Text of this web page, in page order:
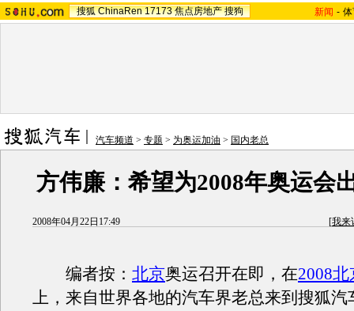
搜狐 ChinaRen 17173 焦点房地产 搜狗 新闻 -
汽车频道 > 专题 > 为奥运加油 > 国内老总
方伟廉：希望为2008年奥运会
2008年04月22日17:49 [我来
编者按： 北京奥运召开在即，在2008
上，来自世界各地的汽车界老总来到搜狐汽